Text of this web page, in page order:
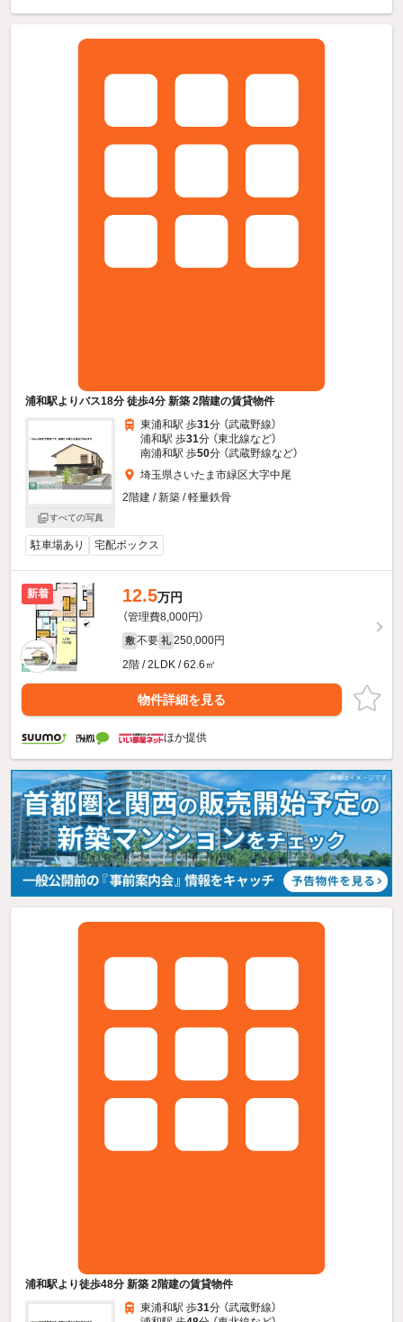
浦和駅よりバス18分 徒歩4分 新築 2階建の賃貸物件
すべての写真
東浦和駅 歩31分 （武蔵野線）
浦和駅 歩31分 （東北線など）
南浦和駅 歩50分 （武蔵野線など）
埼玉県さいたま市緑区大字中尾
2階建 / 新築 / 軽量鉄骨
駐車場あり 宅配ボックス
新着 12.5万円
（管理費8,000円）
敷 不要 礼 250,000円
2階 / 2LDK / 62.6㎡
物件詳細を見る
ほか提供
浦和駅より徒歩48分 新築 2階建の賃貸物件
東浦和駅 歩31分 （武蔵野線）